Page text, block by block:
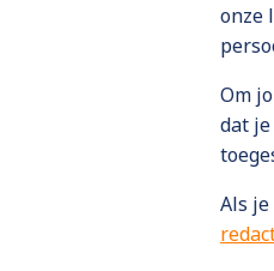
onze
Om
dat
Als